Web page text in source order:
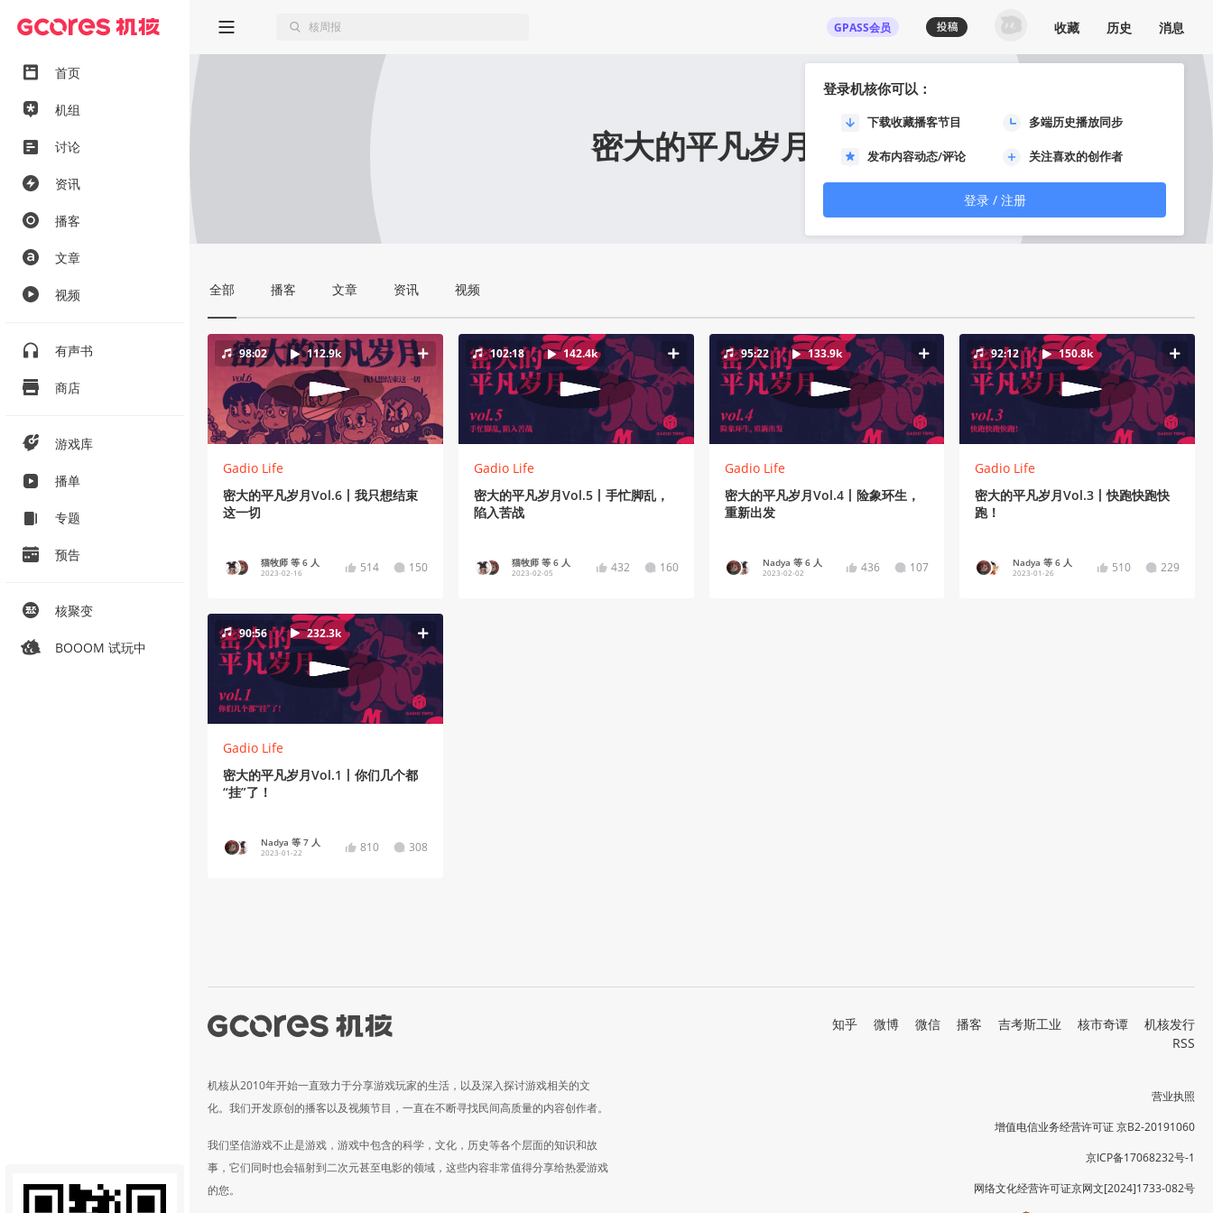
首页
机组
讨论
资讯
播客
文章
视频
有声书
商店
游戏库
播单
专题
预告
核聚变
BOOOM 试玩中
GPASS会员
登录机核你可以：
下载收藏播客节目 多端历史播放同步
发布内容动态/评论 关注喜欢的创作者
登录 / 注册
收藏 历史 消息
密大的平凡岁月
全部 播客 文章 资讯 视频
98:02 112.9k
Gadio Life
密大的平凡岁月Vol.6丨我只想结束
这一切
猫牧师 等 6 人
2023-02-16 514 150
102:18 142.4k
Gadio Life
密大的平凡岁月Vol.5丨手忙脚乱，
陷入苦战
猫牧师 等 6 人
2023-02-05 432 160
95:22 133.9k
Gadio Life
密大的平凡岁月Vol.4丨险象环生，
重新出发
Nadya 等 6 人
2023-02-02 436 107
92:12 150.8k
Gadio Life
密大的平凡岁月Vol.3丨快跑快跑快
跑！
Nadya 等 6 人
2023-01-26 510 229
90:56 232.3k
Gadio Life
密大的平凡岁月Vol.1丨你们几个都
“挂”了！
Nadya 等 7 人
2023-01-22 810 308
机核从2010年开始一直致力于分享游戏玩家的生活，以及深入探讨游戏相关的文
化。我们开发原创的播客以及视频节目，一直在不断寻找民间高质量的内容创作者。
我们坚信游戏不止是游戏，游戏中包含的科学，文化，历史等各个层面的知识和故
事，它们同时也会辐射到二次元甚至电影的领域，这些内容非常值得分享给热爱游戏
的您。
知乎 微博 微信 播客 吉考斯工业 核市奇谭
机核发行
RSS
营业执照
增值电信业务经营许可证 京B2-20191060
京ICP备17068232号-1
网络文化经营许可证京网文[2024]1733-082号